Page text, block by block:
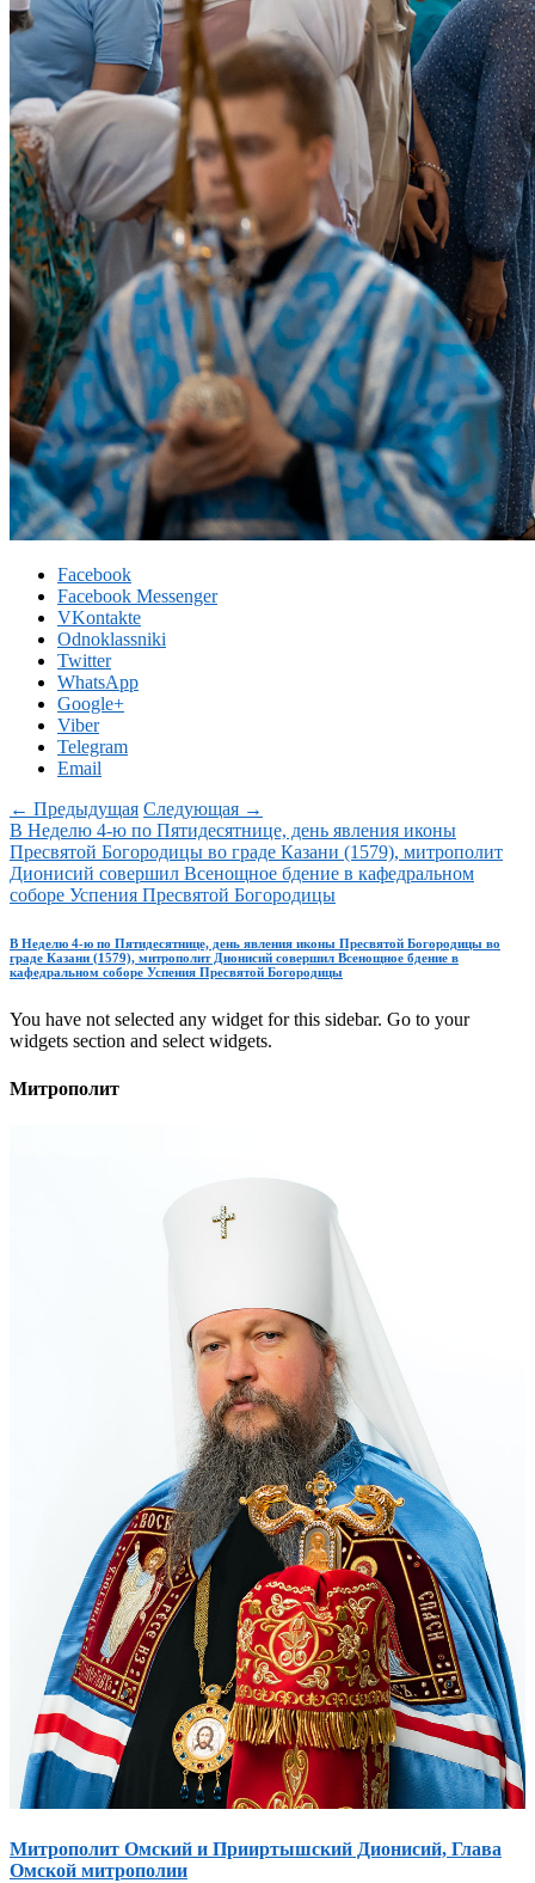
Facebook
Facebook Messenger
VKontakte
Odnoklassniki
Twitter
WhatsApp
Google+
Viber
Telegram
Email
← Предыдущая Следующая →
В Неделю 4-ю по Пятидесятнице, день явления иконы
Пресвятой Богородицы во граде Казани (1579), митрополит
Дионисий совершил Всенощное бдение в кафедральном
соборе Успения Пресвятой Богородицы
В Неделю 4-ю по Пятидесятнице, день явления иконы Пресвятой Богородицы во
граде Казани (1579), митрополит Дионисий совершил Всенощное бдение в
кафедральном соборе Успения Пресвятой Богородицы
You have not selected any widget for this sidebar. Go to your
widgets section and select widgets.
Митрополит
Митрополит Омский и Прииртышский Дионисий, Глава
Омской митрополии